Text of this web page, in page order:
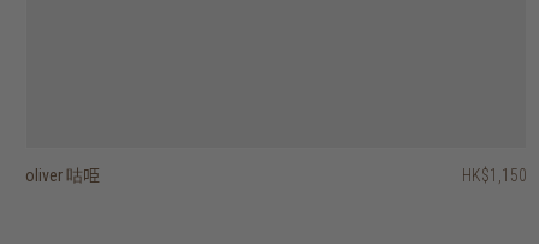
oliver 咕𠱸 HK$1,150
frankton cushion HK$1,150
cyprian 咕𠱸 - 方型 HK$1,150
cyprian 咕𠱸 - 長方型 HK$1,150
woodhill 長型咕𠱸 HK$1,250
turner 咕𠱸 HK$1,050
hugo 咕𠱸 HK$1,250
環形條紋咕𠱸 - 長方型 HK$995
幾何針織咕𠱸 - 長方型 HK$895
雙色咕𠱸 - 長方型 HK$895